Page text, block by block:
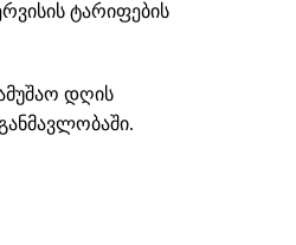
ტარიფების
დღის